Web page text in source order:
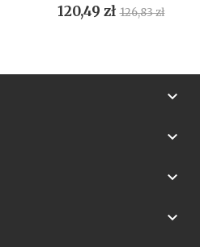
Cena
120,49 zł Cena
126,83 zł



